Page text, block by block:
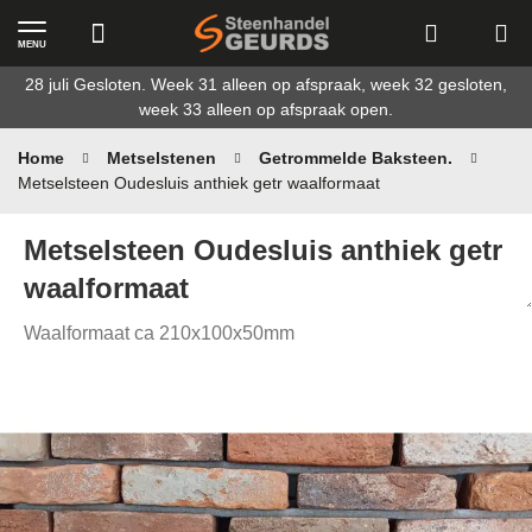
Ga
de
inhoud
28 juli Gesloten. Week 31 alleen op afspraak, week 32 gesloten,
week 33 alleen op afspraak open.
MENU
Home Metselstenen
Getrommelde Baksteen.
Metselsteen Oudesluis anthiek getr waalformaat
Metselsteen Oudesluis anthiek getr
waalformaat
Waalformaat ca 210x100x50mm
einde
van
de
afbeeldingen-